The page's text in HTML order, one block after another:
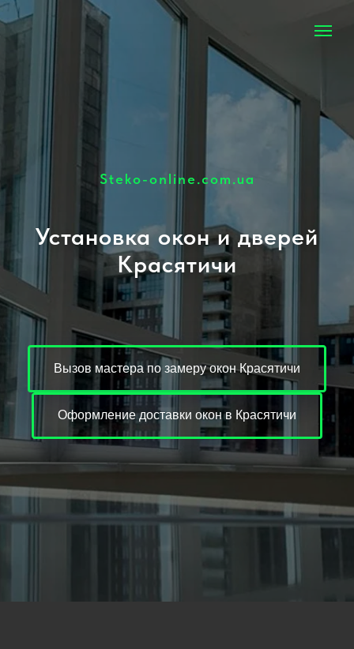
Steko-online.com.ua
Установка окон и дверей
Красятичи
Вызов мастера по замеру окон Красятичи
Оформление доставки окон в Красятичи